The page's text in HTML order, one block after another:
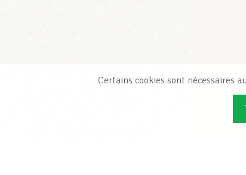
Certains cookies sont nécessaires